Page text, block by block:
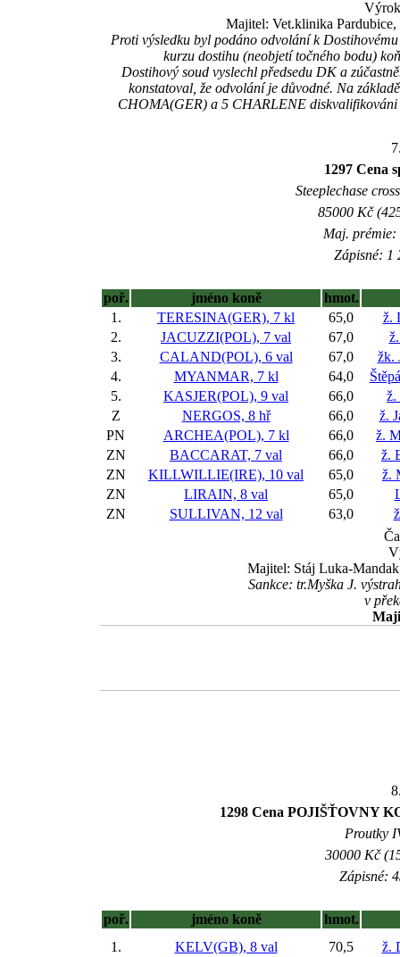
Majitel: Vet.klinika
Proti výsledku byl podáno odvolání k
kurzu dostihu (neobjetí točného bodu)
Dostihový soud vyslechl předsedu DK a
konstatoval, že odvolání je důvodné. Na
CHOMA(GER) a 5 CHARLENE diskvalifikováni
1297 Cena
Steeplechase
85000 Kč
Maj. prémie:
Zápisné: 1
poř. jméno koně
hmot.
1.
TERESINA(GER), 7 kl 65,0
ž.
2.
JACUZZI(POL), 7 val 67,0
3.
CALAND(POL), 6 val 67,0
žk.
4.
MYANMAR, 7 kl 64,0
5.
KASJER(POL), 9 val 66,0
ž.
Z
NERGOS, 8 hř 66,0
ž.
PN
ARCHEA(POL), 7 kl 66,0
ž.
ZN
BACCARAT, 7 val 66,0
ž.
ZN
KILLWILLIE(IRE), 10 val 65,0
ž.
ZN
LIRAIN, 8 val 65,0
ZN
SULLIVAN, 12 val 63,0
Majitel: Stáj Luka-
Sankce: tr.Myška J.
v
1298 Cena POJIŠŤOVNY
Proutky
30000 Kč
Zápisné:
poř. jméno koně
hmot.
1.
KELV(GB), 8 val 70,5
ž.